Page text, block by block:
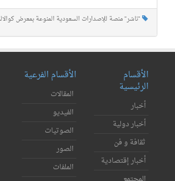
"ناشر" منصة للإصدارات السعودية المنوعة بمعرض كوالالمبور
الأقسام
الرئيسية
أخبار
أخبار دولية
ثقافة و فن
أخبار إقتصادية
الأقسام الفرعية
المقالات
الفيديو
الصوتيات
الصور
الملفات